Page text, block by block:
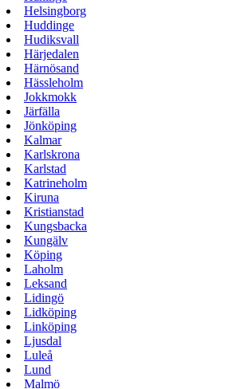
Helsingborg
Huddinge
Hudiksvall
Härjedalen
Härnösand
Hässleholm
Jokkmokk
Järfälla
Jönköping
Kalmar
Karlskrona
Karlstad
Katrineholm
Kiruna
Kristianstad
Kungsbacka
Kungälv
Köping
Laholm
Leksand
Lidingö
Lidköping
Linköping
Ljusdal
Luleå
Lund
Malmö